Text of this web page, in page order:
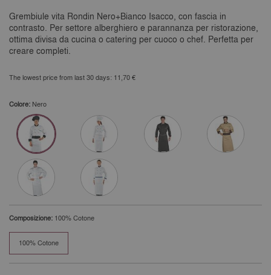
Grembiule vita Rondin Nero+Bianco Isacco, con fascia in
contrasto. Per settore alberghiero e parannanza per ristorazione,
ottima divisa da cucina o catering per cuoco o chef. Perfetta per
creare completi.
The lowest price from last 30 days: 11,70 €
Colore: Nero
Composizione: 100% Cotone
100% Cotone